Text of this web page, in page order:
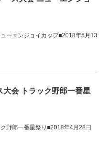
ーエンジョイカップ■2018年5月13
大会 トラック野郎一番星
野郎一番星祭り■2018年4月28日